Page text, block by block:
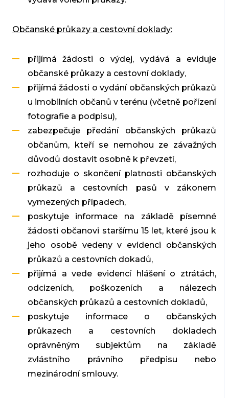
Občanské průkazy a cestovní doklady:
přijímá žádosti o výdej, vydává a eviduje
občanské průkazy a cestovní doklady,
přijímá žádosti o vydání občanských průkazů
u imobilních občanů v terénu (včetně pořízení
fotografie a podpisu),
zabezpečuje předání občanských průkazů
občanům, kteří se nemohou ze závažných
důvodů dostavit osobně k převzetí,
rozhoduje o skončení platnosti občanských
průkazů a cestovních pasů v zákonem
vymezených případech,
poskytuje informace na základě písemné
žádosti občanovi staršímu 15 let, které jsou k
jeho osobě vedeny v evidenci občanských
průkazů a cestovních dokadů,
přijímá a vede evidencí hlášení o ztrátách,
odcizeních, poškozeních a nálezech
občanských průkazů a cestovních dokladů,
poskytuje informace o občanských
průkazech a cestovních dokladech
oprávněným subjektům na základě
zvlástního právního předpisu nebo
mezinárodní smlouvy.